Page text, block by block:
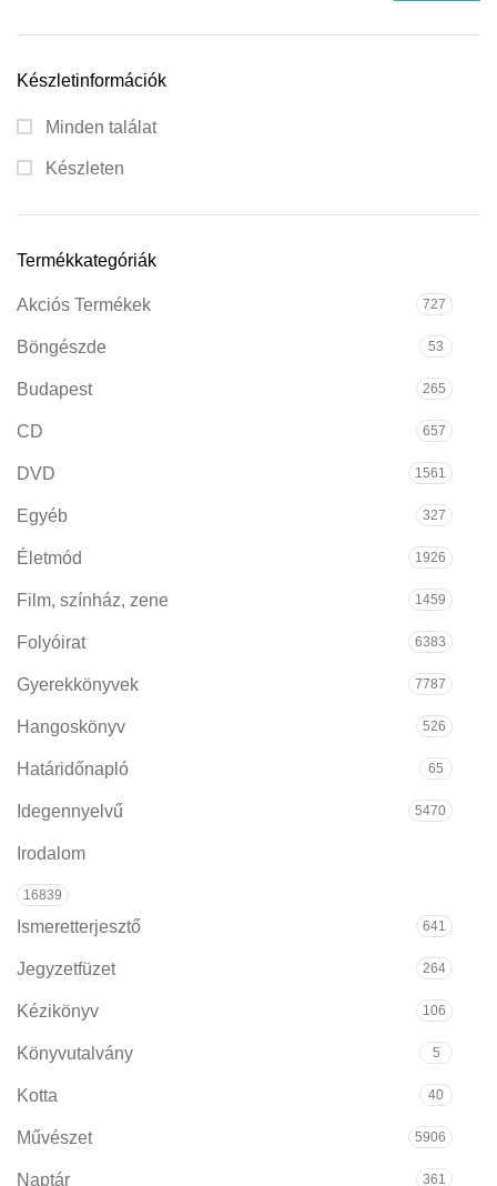
Készletinformációk
Minden találat
Készleten
Termékkategóriák
Akciós Termékek 727
Böngészde 53
Budapest 265
CD 657
DVD 1561
Egyéb 327
Életmód 1926
Film, színház, zene 1459
Folyóirat 6383
Gyerekkönyvek 7787
Hangoskönyv 526
Határidőnapló 65
Idegennyelvű 5470
Irodalom
16839
Ismeretterjesztő 641
Jegyzetfüzet 264
Kézikönyv 106
Könyvutalvány 5
Kotta 40
Művészet 5906
Naptár 361